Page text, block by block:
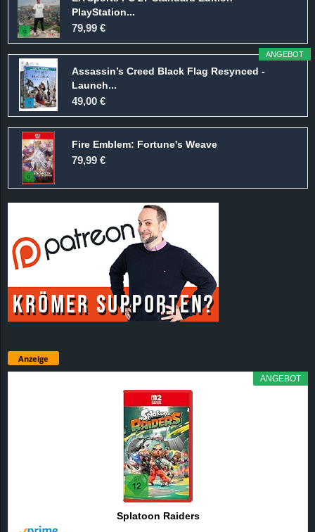
PlayStation...
79,99 €
ANGEBOT
Assassin’s Creed Black Flag Resynced -
Launch...
49,00 €
Fire Emblem: Fortune's Weave
79,99 €
Anzeige
ANGEBOT
Splatoon Raiders